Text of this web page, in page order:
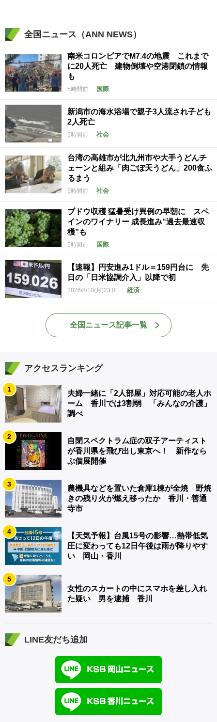
全国ニュース（ANN NEWS）
南米コロンビアでM7.4の地震 これまで
に20人死亡 建物倒壊や空港閉鎖の情報
も
5時間前 国際
新潟市の海水浴場で親子3人流され子ども
2人死亡
5時間前 社会
台湾の高雄市が北九州市や大手うどんチ
ェーンと組み「肉ごぼ天うどん」200食ふ
るまう
5時間前 社会
ブドウ収穫 猛暑受け異例の早朝に スペ
インのワイナリー 成長進み“過去最速収
穫”も
5時間前 国際
【速報】円安進み1ドル＝159円台に 先
日の「日米協調介入」以降で初
2026/8/10(月)23:01 経済
全国ニュース記事一覧
アクセスランキング
1
夫婦一緒に「2人部屋」対応可能の老人ホ
ーム 香川では3割弱 「みんなの介護」
調べ
2
自閉スペクトラム症の双子アーティスト
が香川県を飛び出し東京へ！ 新作なら
ぶ個展開催
3
農機具などを置いた倉庫1棟が全焼 野焼
きの残り火が燃え移ったか 香川・善通
寺市
4
【天気予報】台風15号の影響…熱帯低気
圧に変わっても12日午後は雨が降りやす
い 岡山・香川
5
女性のスカートの中にスマホを差し入れ
た疑い 男を逮捕 香川
LINE友だち追加